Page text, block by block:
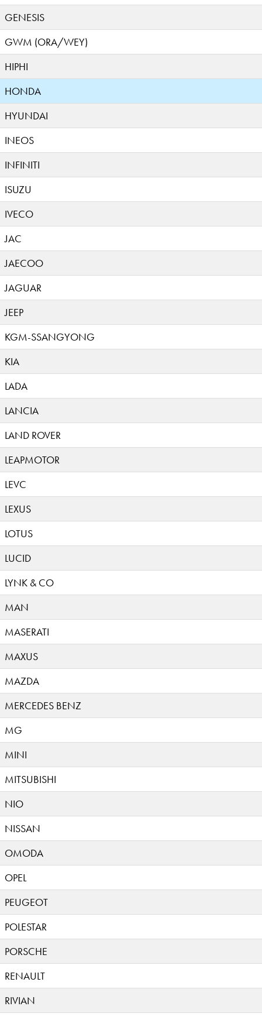
GENESIS
GWM (ORA/WEY)
HIPHI
HONDA
HYUNDAI
INEOS
INFINITI
ISUZU
IVECO
JAC
JAECOO
JAGUAR
JEEP
KGM-SSANGYONG
KIA
LADA
LANCIA
LAND ROVER
LEAPMOTOR
LEVC
LEXUS
LOTUS
LUCID
LYNK & CO
MAN
MASERATI
MAXUS
MAZDA
MERCEDES BENZ
MG
MINI
MITSUBISHI
NIO
NISSAN
OMODA
OPEL
PEUGEOT
POLESTAR
PORSCHE
RENAULT
RIVIAN